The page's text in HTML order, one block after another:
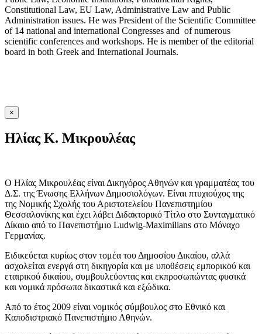
Constitutional Law, EU Law, Administrative Law and Public
Administration issues. He was President of the Scientific Committee
of 14 national and international Congresses and of numerous
scientific conferences and workshops. He is member of the editorial
board in both Greek and International Journals.
×
Ηλίας K. Μικρουλέας
Ο Ηλίας Μικρουλέας είναι Δικηγόρος Αθηνών και γραμματέας του
Δ.Σ. της Ένωσης Ελλήνων Δημοσιολόγων. Είναι πτυχιούχος της
της Νομικής Σχολής του Αριστοτελείου Πανεπιστημίου
Θεσσαλονίκης και έχει λάβει Διδακτορικό Τίτλο στο Συνταγματικό
Δίκαιο από το Πανεπιστήμιο Ludwig-Maximilians στο Μόναχο
Γερμανίας.
Eιδικεύεται κυρίως στον τομέα του Δημοσίου Δικαίου, αλλά
ασχολείται ενεργά στη δικηγορία και με υποθέσεις εμπορικού και
εταιρικού δικαίου, συμβουλεύοντας και εκπροσωπώντας φυσικά
και νομικά πρόσωπα δικαστικά και εξώδικα.
Από το έτος 2009 είναι νομικός σύμβουλος στο Εθνικό και
Καποδιστριακό Πανεπιστήμιο Αθηνών.